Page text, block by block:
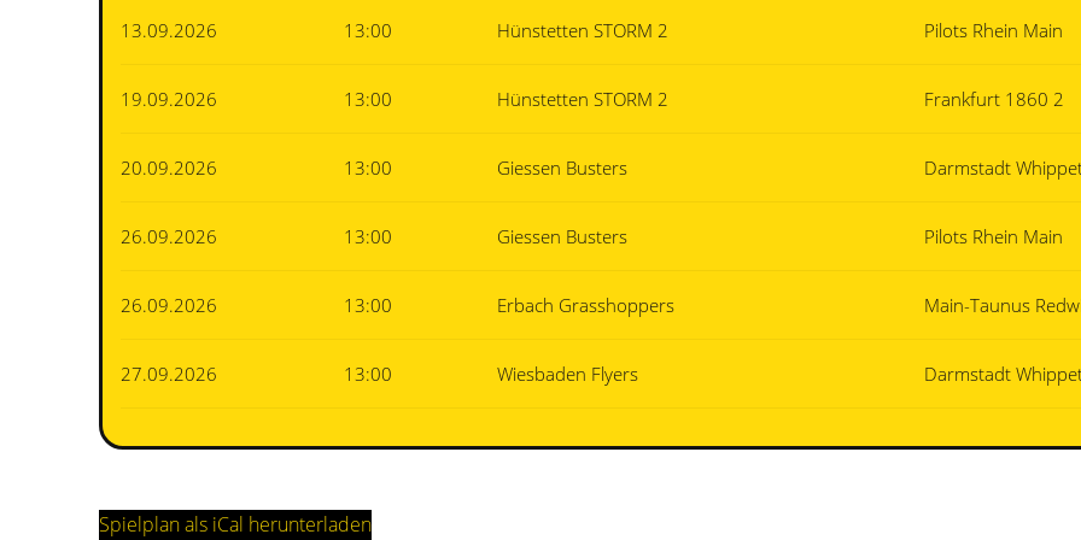
13.09.2026 13:00 Hünstetten STORM 2 Pilots Rhein Main
19.09.2026 13:00 Hünstetten STORM 2 Frankfurt 1860 2
20.09.2026 13:00 Giessen Busters Darmstadt
26.09.2026 13:00 Giessen Busters Pilots Rhein Main
26.09.2026 13:00 Erbach Grasshoppers Main-Taunus
27.09.2026 13:00 Wiesbaden Flyers Darmstadt
Spielplan als iCal herunterladen